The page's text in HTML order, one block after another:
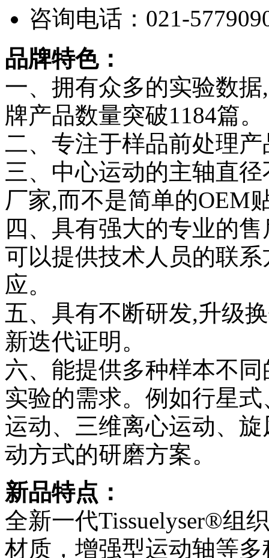
咨询电话： 021-
品牌特色：
一、拥有众多的实验数
牌产品数量突破1184篇。
二、专注于样品前处理
三、中心运动的主轴直
厂家,而不是简单的OEM
四、具有强大的专业的
可以提供技术人员的联
应。
五、具有不断研发,升级
新迭代证明。
六、能提供多种样本不
实验的需求。例如行星
运动、三维离心运动、
动方式的研磨方案。
新品特点：
全新一代Tissuelyser®组
材质，增强型运动轴等